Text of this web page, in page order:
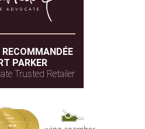
PARKER
Trusted Retailer